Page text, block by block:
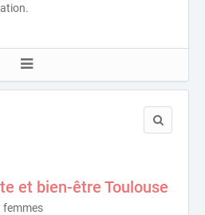
et bien-être Toulouse
femmes